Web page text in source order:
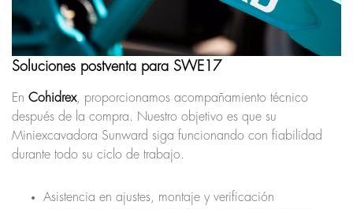
Soluciones postventa para SWE17
En Cohidrex, proporcionamos acompañamiento técnico
después de la compra. Nuestro objetivo es que su
Miniexcavadora Sunward siga funcionando con fiabilidad
durante todo su ciclo de trabajo.
Asistencia en ajustes, montaje y verificación